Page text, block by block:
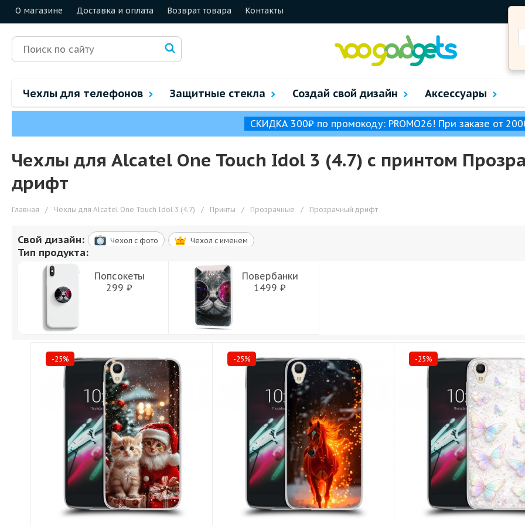
О магазине Доставка и оплата Возврат товара Контакты
Чехлы для телефонов Защитные стекла Создай свой дизайн Аксессуары
СКИДКА 300₽ по промокоду: PROMO26! При заказе от
Чехлы для Alcatel One Touch Idol 3 (4.7) с принтом
дрифт
Главная / Чехлы для Alcatel One Touch Idol 3 (4.7) / Принты / Прозрачные / Прозрачный дрифт
Свой дизайн: Чехол c фото Чехол c именем
Тип продукта:
Попсокеты
299 ₽
Повербанки
1499 ₽
-25% -25% -25%